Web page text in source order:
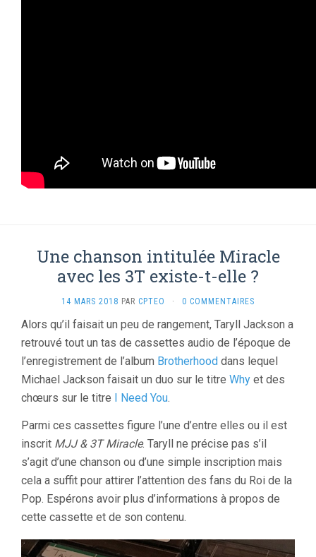
Une chanson intitulée Miracle
avec les 3T existe-t-elle ?
14 MARS 2018 PAR CPTEO · 0 COMMENTAIRES
Alors qu’il faisait un peu de rangement, Taryll Jackson a
retrouvé tout un tas de cassettes audio de l’époque de
l’enregistrement de l’album Brotherhood dans lequel
Michael Jackson faisait un duo sur le titre Why et des
chœurs sur le titre
I Need You.
Parmi ces cassettes figure l’une d’entre elles ou il est
inscrit MJJ & 3T Miracle. Taryll ne précise pas s’il
s’agit d’une chanson ou d’une simple inscription mais
cela a suffit pour attirer l’attention des fans du Roi de la
Pop. Espérons avoir plus d’informations à propos de
cette cassette et de son contenu.